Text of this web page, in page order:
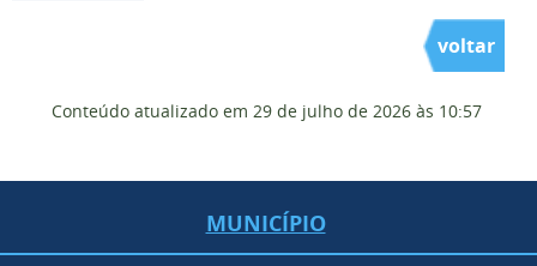
voltar
Conteúdo atualizado em 29 de julho de 2026 às 10:57
MUNICÍPIO